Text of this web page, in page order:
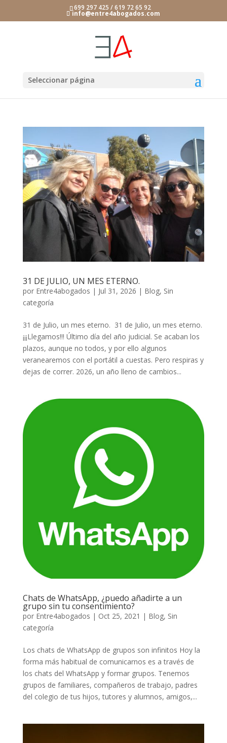
699 297 425 / 619 72 65 92
info@entre4abogados.com
Seleccionar página
31 DE JULIO, UN MES ETERNO.
por Entre4abogados | Jul 31, 2026 | Blog, Sin
categoría
31 de Julio, un mes eterno. 31 de Julio, un mes eterno.
¡¡¡Llegamos!!! Último día del año judicial. Se acaban los
plazos, aunque no todos, y por ello algunos
veranearemos con el portátil a cuestas. Pero respiras y
dejas de correr. 2026, un año lleno de cambios...
Chats de WhatsApp, ¿puedo añadirte a un
grupo sin tu consentimiento?
por Entre4abogados | Oct 25, 2021 | Blog, Sin
categoría
Los chats de WhatsApp de grupos son infinitos Hoy la
forma más habitual de comunicarnos es a través de
los chats del WhatsApp y formar grupos. Tenemos
grupos de familiares, compañeros de trabajo, padres
del colegio de tus hijos, tutores y alumnos, amigos,...